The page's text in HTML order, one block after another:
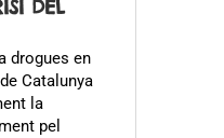
DEL
drogues en
Catalunya
la
pel